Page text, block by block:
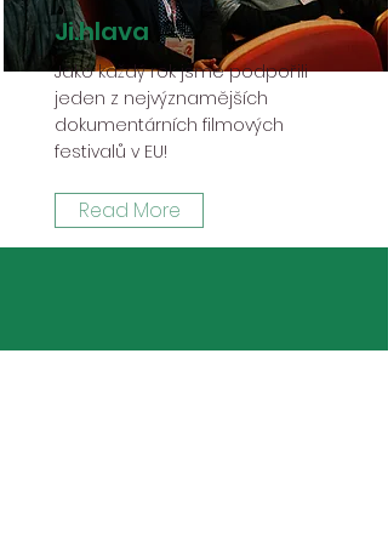
Ji.hlava
Jako každý rok jsme podpořili
jeden z nejvýznamějších
dokumentárních filmových
festivalů v EU!
Read More